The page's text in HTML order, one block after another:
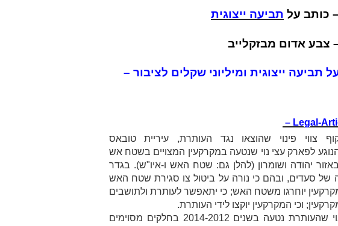
– כותב על תביעה ייצוגית
צבע אדום מבזקלייב
תביעה ייצוגית ומיליוני שקלים לציבור –
– Legal-
צווי פינוי שהוצאו נגד העותרת, עיריית טובאס
לפארק עצי נוי שנטעה במקרקעין המצויים בשטח אש
שטח האש ו-איו"ש). בגדר
של סעדים, ובהם כי נורה על ביטול צו סגירת שטח האש
יוחרגו משטח האש; כי יתאפשר לעותרת ולתושבים
וכי המקרקעין יוקצו לידי העותרת.
במוקד העתירה עצי נוי שהעותרת נטעה בשנים 2014-2012 בחלקים מסוימים